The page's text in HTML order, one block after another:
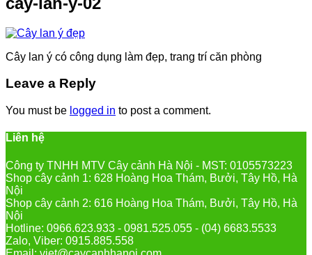
Cây lan ý có công dụng làm đẹp, trang trí căn phòng
Leave a Reply
You must be logged in to post a comment.
Liên hệ
Công ty TNHH MTV Cây cảnh Hà Nội - MST: 0105573223
Shop cây cảnh 1: 628 Hoàng Hoa Thám, Bưởi, Tây Hồ, Hà
Nội
Shop cây cảnh 2: 616 Hoàng Hoa Thám, Bưởi, Tây Hồ, Hà
Nội
Hotline: 0966.623.933 - 0981.525.055 - (04) 6683.5533
Zalo, Viber: 0915.885.558